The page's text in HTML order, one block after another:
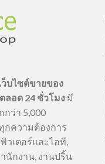
ว็บไซต์ขายของ
ลอด 24 ชั่วโมง มี
ว่า 5,000
กความต้องการ
เตอร์และไอที,
นักงาน, งานปริ้น